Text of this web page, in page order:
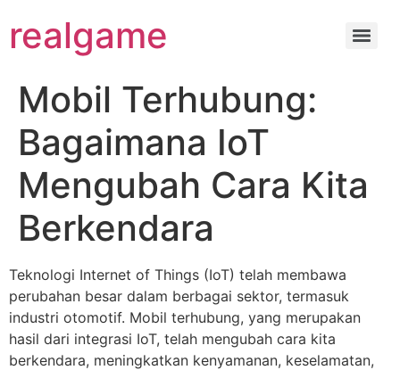
realgame
Mobil Terhubung:
Bagaimana IoT
Mengubah Cara Kita
Berkendara
Teknologi Internet of Things (IoT) telah membawa
perubahan besar dalam berbagai sektor, termasuk
industri otomotif. Mobil terhubung, yang merupakan
hasil dari integrasi IoT, telah mengubah cara kita
berkendara, meningkatkan kenyamanan, keselamatan,